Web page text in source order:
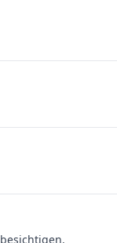
besichtigen.